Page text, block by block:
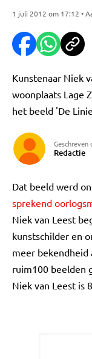
1 juli 2012 om 17:12 •
Kunstenaar Niek
woonplaats Lage
het beeld 'De
Geschreven
Redactie
Dat beeld werd
sprekend
Niek van Leest
kunstschilder en
meer bekendheid
ruim100 beelden
Niek van Leest is